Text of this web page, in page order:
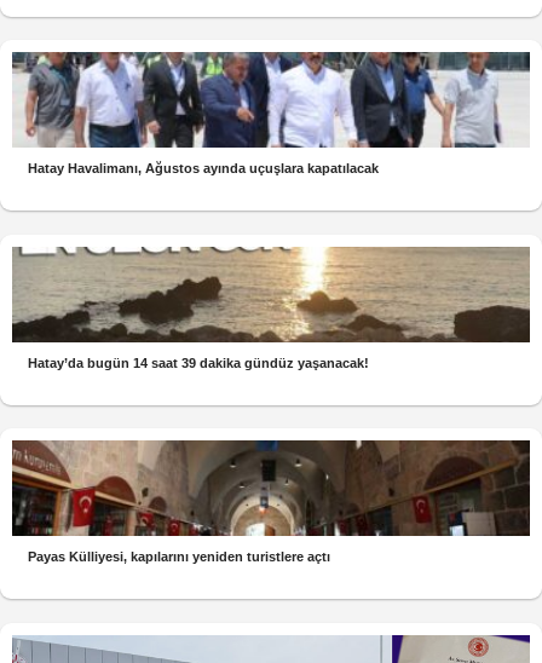
Hatay Havalimanı, Ağustos ayında uçuşlara kapatılacak
Hatay’da bugün 14 saat 39 dakika gündüz yaşanacak!
Payas Külliyesi, kapılarını yeniden turistlere açtı